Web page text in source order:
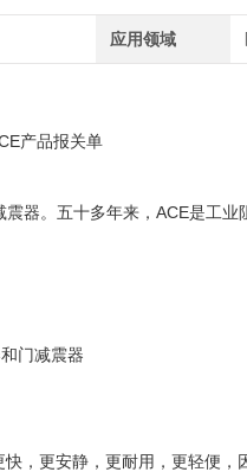
应用领域
产品报关单
器。五十多年来，ACE是工
门减震器
，更安静，更耐用，更轻便，